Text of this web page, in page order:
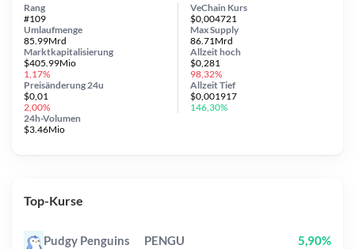
VeChain Kurs
$0,004721
Umlaufmenge
85.99Mrd
Preisänderung 24u
$0,01
2,00%
Max Supply
86.71Mrd
Marktkapitalisierung
$405.99Mio
1,17%
24h-Volumen
$3.46Mio
Rang
#109
Allzeithoch
$0,281
98,32%
AllzeitTief
$0,001917
146,30%
Top-Kurse
Pudgy Penguins PENGU 5,90%